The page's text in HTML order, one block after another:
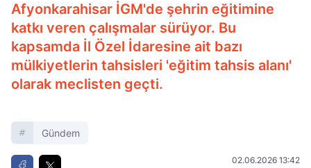
Afyonkarahisar İGM'de şehrin eğitimine
katkı veren çalışmalar sürüyor. Bu
kapsamda İl Özel İdaresine ait bazı
mülkiyetlerin tahsisleri 'eğitim tahsis alanı'
olarak meclisten geçti.
Gündem
02.06.2026 13:42